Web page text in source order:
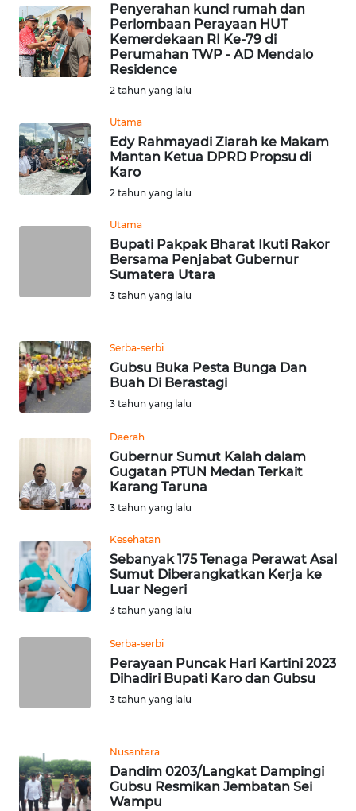
Penyerahan kunci rumah dan
Perlombaan Perayaan HUT
Kemerdekaan RI Ke-79 di
Perumahan TWP - AD Mendalo
Residence
2 tahun yang lalu
Utama
Edy Rahmayadi Ziarah ke Makam
Mantan Ketua DPRD Propsu di
Karo
2 tahun yang lalu
Utama
Bupati Pakpak Bharat Ikuti Rakor
Bersama Penjabat Gubernur
Sumatera Utara
3 tahun yang lalu
Serba-serbi
Gubsu Buka Pesta Bunga Dan
Buah Di Berastagi
3 tahun yang lalu
Daerah
Gubernur Sumut Kalah dalam
Gugatan PTUN Medan Terkait
Karang Taruna
3 tahun yang lalu
Kesehatan
Sebanyak 175 Tenaga Perawat Asal
Sumut Diberangkatkan Kerja ke
Luar Negeri
3 tahun yang lalu
Serba-serbi
Perayaan Puncak Hari Kartini 2023
Dihadiri Bupati Karo dan Gubsu
3 tahun yang lalu
Nusantara
Dandim 0203/Langkat Dampingi
Gubsu Resmikan Jembatan Sei
Wampu
WN
KALTARA
WN
KALTIM
SULSEL
SULUT
WN
MALUKU
MALUT
WN
WN
DANAU
TOBA
WN
WN
TAPANULI
SELATAN